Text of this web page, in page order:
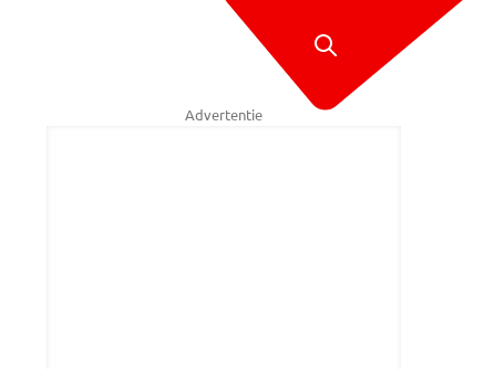
Advertentie